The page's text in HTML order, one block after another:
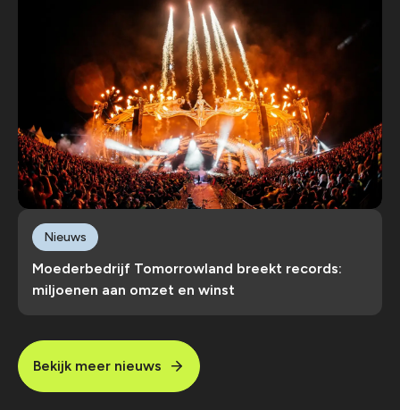
Moederbedrijf Tomorrowland breekt records:
miljoenen aan omzet en winst
Nieuws
Bekijk meer nieuws